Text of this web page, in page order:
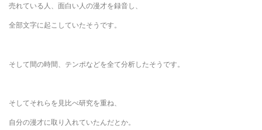
売れている人、面白い人の漫才を録音し、
全部文字に起こしていたそうです。
そして間の時間、テンポなどを全て分析したそうです。
そしてそれらを見比べ研究を重ね、
自分の漫才に取り入れていたんだとか。